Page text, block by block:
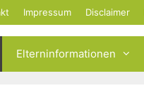
Impressum Disclaimer
Elterninformationen